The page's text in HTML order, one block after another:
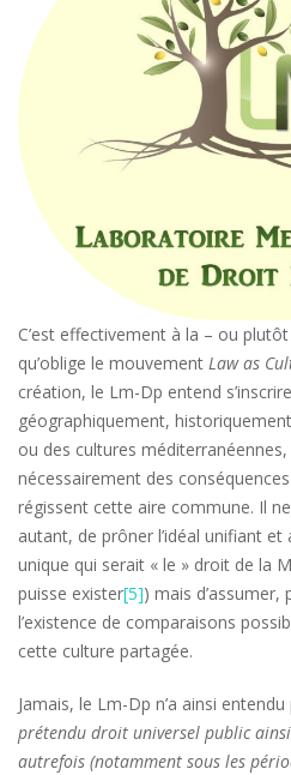
C’est effectivement à la – ou
qu’oblige le mouvement Law as
création, le Lm-Dp entend
géographiquement,
ou des cultures
nécessairement des
régissent cette aire commune. Il
autant, de prôner l’idéal unifiant et
unique qui serait « le » droit de la
puisse exister[5]) mais d’assumer,
l’existence de comparaisons
cette culture partagée.
Jamais, le Lm-Dp n’a ainsi
prétendu droit universel public
autrefois (notamment sous les